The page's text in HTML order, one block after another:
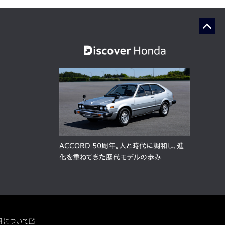
ACCORD 50周年。人と時代に調和し、進
化を重ねてきた歴代モデルの歩み
について